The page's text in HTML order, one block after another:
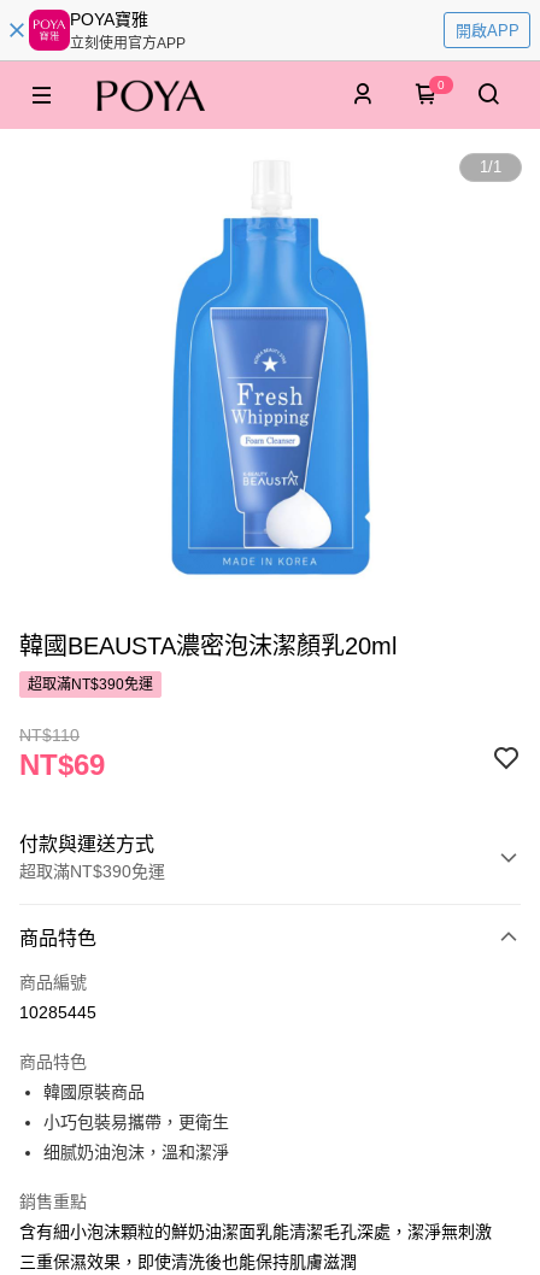
POYA寶雅
立刻使用官方APP
開啟APP
0
1/1
韓國BEAUSTA濃密泡沫潔顏乳20ml
超取滿NT$390免運
NT$110
NT$69
付款與運送方式
超取滿NT$390免運
POYA支付
信用卡一次付款
LINE Pay
Apple Pay
悠遊付
Google Pay
商品特色
商品編號
10285445
商品特色
韓國原裝商品
小巧包裝易攜帶，更衛生
细腻奶油泡沫，溫和潔淨
銷售重點
含有細小泡沫顆粒的鮮奶油潔面乳能清潔毛孔深處，潔淨無刺激
三重保濕效果，即使清洗後也能保持肌膚滋潤